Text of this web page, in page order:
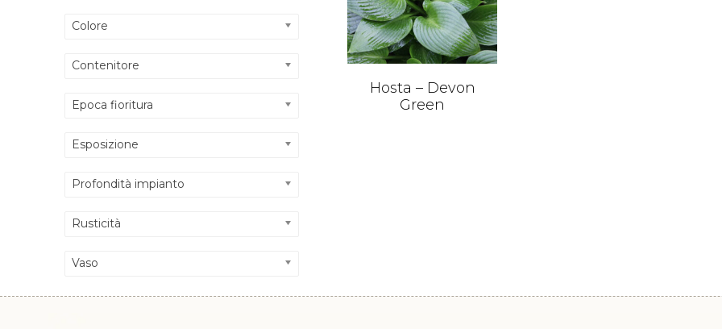
Hosta – Devon
Green
Colore
Contenitore
Epoca fioritura
Esposizione
Profondità impianto
Rusticità
Vaso